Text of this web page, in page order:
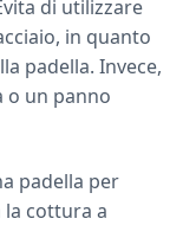
di utilizzare
in quanto
padella. Invece,
o un panno
padella per
cottura a